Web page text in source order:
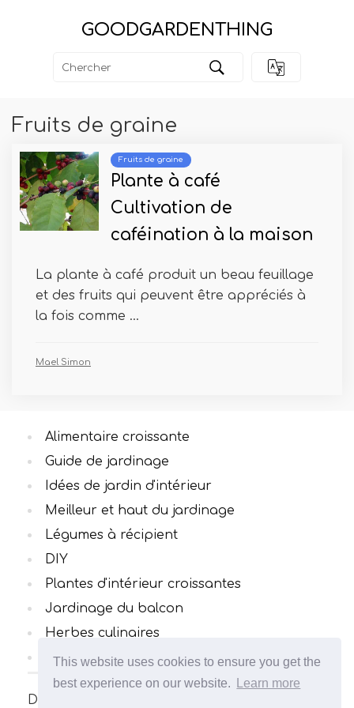
This website uses cookies to ensure you get the
best experience on our website.
Learn more
GOODGARDENTHING
Fruits de graine
Fruits de graine
Plante à café
Cultivation de
caféination à la maison
La plante à café produit un beau feuillage
et des fruits qui peuvent être appréciés à
la fois comme ...
Mael Simon
De nombreux articles intéressants et utiles
Alimentaire croissante
Guide de jardinage
Idées de jardin d'intérieur
Meilleur et haut du jardinage
Légumes à récipient
DIY
Plantes d'intérieur croissantes
Jardinage du balcon
Herbes culinaires
Toutes catégories